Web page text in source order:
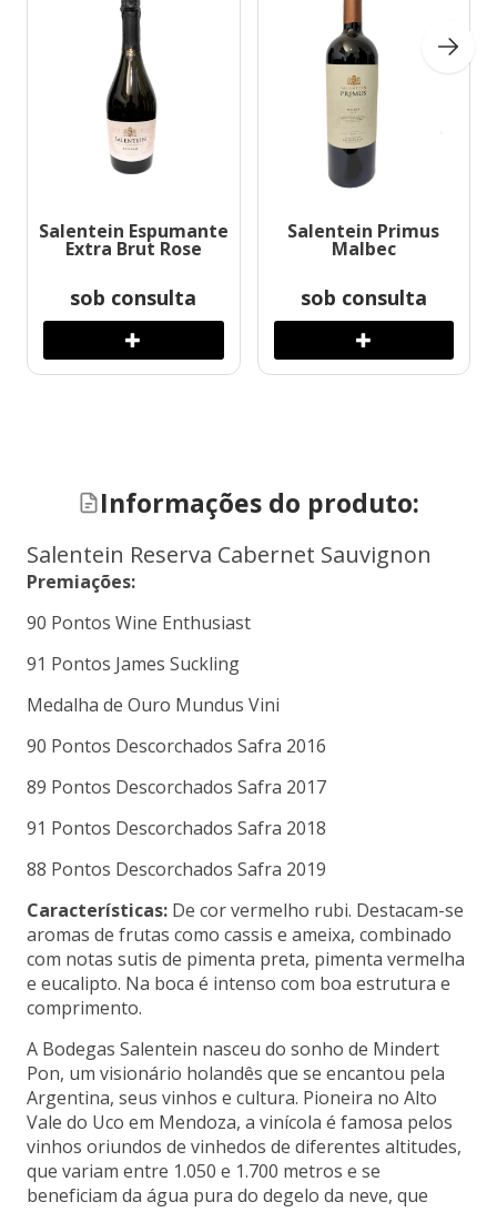
Salentein Espumante
Extra Brut Rose
sob consulta
Salentein Primus
Malbec
sob consulta
Informações do produto:
Salentein Reserva Cabernet Sauvignon
Premiações:
90 Pontos Wine Enthusiast
91 Pontos James Suckling
Medalha de Ouro Mundus Vini
90 Pontos Descorchados Safra 2016
89 Pontos Descorchados Safra 2017
91 Pontos Descorchados Safra 2018
88 Pontos Descorchados Safra 2019
Características: De cor vermelho rubi. Destacam-se
aromas de frutas como cassis e ameixa, combinado
com notas sutis de pimenta preta, pimenta vermelha
e eucalipto. Na boca é intenso com boa estrutura e
comprimento.
A Bodegas Salentein nasceu do sonho de Mindert
Pon, um visionário holandês que se encantou pela
Argentina, seus vinhos e cultura. Pioneira no Alto
Vale do Uco em Mendoza, a vinícola é famosa pelos
vinhos oriundos de vinhedos de diferentes altitudes,
que variam entre 1.050 e 1.700 metros e se
beneficiam da água pura do degelo da neve, que